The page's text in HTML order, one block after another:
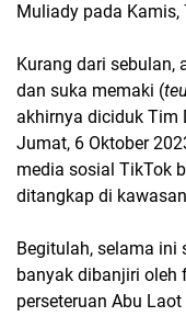
Muliady pada Kamis,
Kurang dari sebulan,
dan suka memaki (
akhirnya diciduk Tim
Jumat, 6 Oktober
media sosial TikTok
ditangkap di
Begitulah, selama ini
banyak dibanjiri oleh
perseteruan Abu